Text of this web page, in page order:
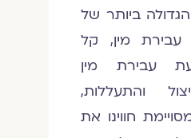
ביותר של
עבירת מין, קל
עבירת מין
והתעללות,
חווינו את